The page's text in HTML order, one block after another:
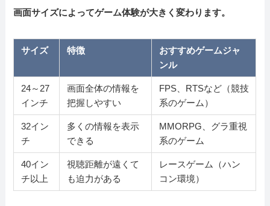
画面サイズによってゲーム体験が大きく変わります。
サイズ 特徴
おすすめゲームジャ
ンル
24～27
インチ
画面全体の情報を
把握しやすい
FPS、RTSなど（競技
系のゲーム）
32イン
チ
多くの情報を表示
できる
MMORPG、グラ重視
系のゲーム
40イン
チ以上
視聴距離が遠くて
も迫力がある
レースゲーム（ハン
コン環境）